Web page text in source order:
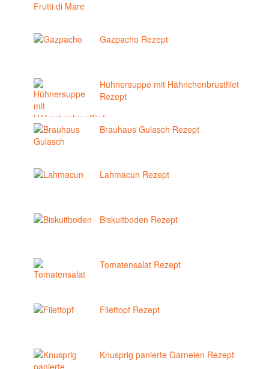
Gazpacho Rezept
Hühnersuppe mit Hähnchenbrustfilet
Rezept
Brauhaus Gulasch Rezept
Lahmacun Rezept
Biskuitboden Rezept
Tomatensalat Rezept
Filettopf Rezept
Knusprig panierte Garnelen Rezept